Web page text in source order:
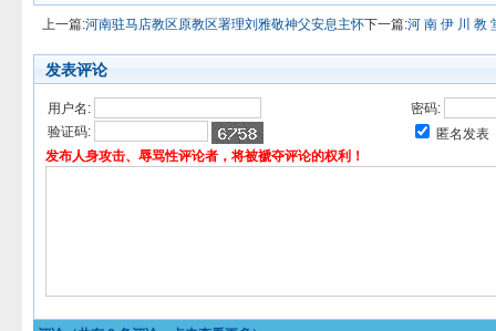
上一篇:河南驻马店教区原教区署理刘雅敬神父安息主怀下一篇:河 南 伊 川
发表评论
用户名:
密码:
验证码:
匿名发表
发布人身攻击、辱骂性评论者，将被褫夺评论的权利！